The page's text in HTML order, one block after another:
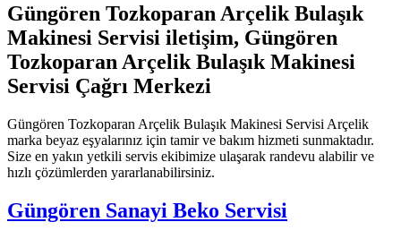
Güngören Tozkoparan Arçelik Bulaşık
Makinesi Servisi iletişim, Güngören
Tozkoparan Arçelik Bulaşık Makinesi
Servisi Çağrı Merkezi
Güngören Tozkoparan Arçelik Bulaşık Makinesi Servisi Arçelik
marka beyaz eşyalarınız için tamir ve bakım hizmeti sunmaktadır.
Size en yakın yetkili servis ekibimize ulaşarak randevu alabilir ve
hızlı çözümlerden yararlanabilirsiniz.
Güngören Sanayi Beko Servisi